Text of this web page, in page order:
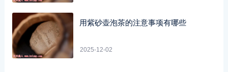
用紫砂壶泡茶的注意事项有哪些
2025-12-02